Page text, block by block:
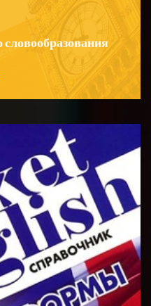
словообразования
сведения о
имен
глаго...